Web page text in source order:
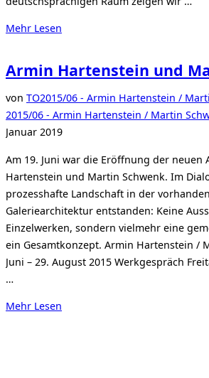
Mehr über
Bodensee
10.-12.
Juli
2015“
Lesen
Armin Hartenstein und
von TO2015/06 - Armin Hartenstein /
2015/06 - Armin Hartenstein / Martin
Januar 2019
Am 19. Juni war die Eröffnung der neuen
Hartenstein und Martin Schwenk. Im
prozesshafte Landschaft in der
Galeriearchitektur entstanden: Keine
Einzelwerken, sondern vielmehr eine
ein Gesamtkonzept. Armin Hartenstein /
Juni – 29. August 2015 Werkgespräch
…
Mehr über
Lesen